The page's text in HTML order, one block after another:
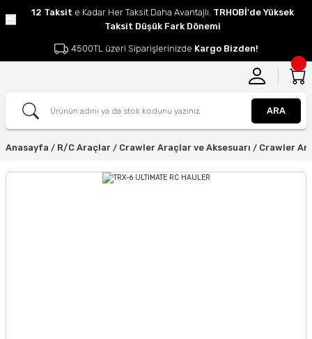
12 Taksit e Kadar Her Taksit Daha Avantajlı. TRHOBİ'de Yüksek
Taksit Düşük Fark Dönemi
4500TL üzeri Siparişlerinizde Kargo Bizden!
ARA
Anasayfa R/C Araçlar Crawler Araçlar ve Aksesuarı Crawler